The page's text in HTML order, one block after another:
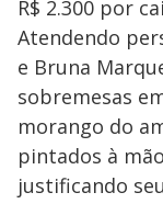
u
d
R$ 2.300 por
Atendendo
e Bruna
sobremesas
morango do
pintados à
justificando